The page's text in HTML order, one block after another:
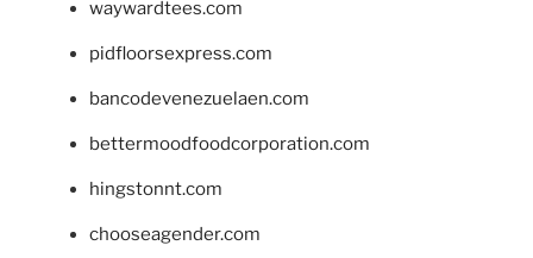
waywardtees.com
pidfloorsexpress.com
bancodevenezuelaen.com
bettermoodfoodcorporation.com
hingstonnt.com
chooseagender.com